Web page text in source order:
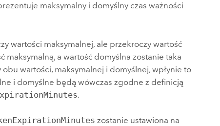
maksymalny i domyślny czas ważności
wartości maksymalnej, ale przekroczy wartość
maksymalną, a wartość domyślna zostanie taka
wartości, maksymalnej i domyślnej, wpłynie to
i domyślne będą wówczas zgodne z definicją
.
zostanie ustawiona na